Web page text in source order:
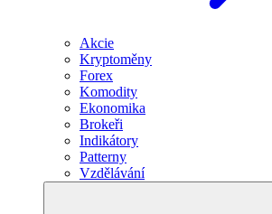
Akcie
Kryptoměny
Forex
Komodity
Ekonomika
Brokeři
Indikátory
Patterny
Vzdělávání